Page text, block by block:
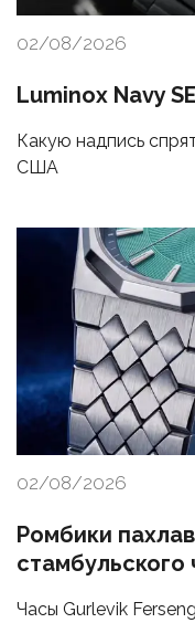
02/08/2026
Luminox Navy
Какую надпись
США
02/08/2026
Ромбики
Часы Gurlevik